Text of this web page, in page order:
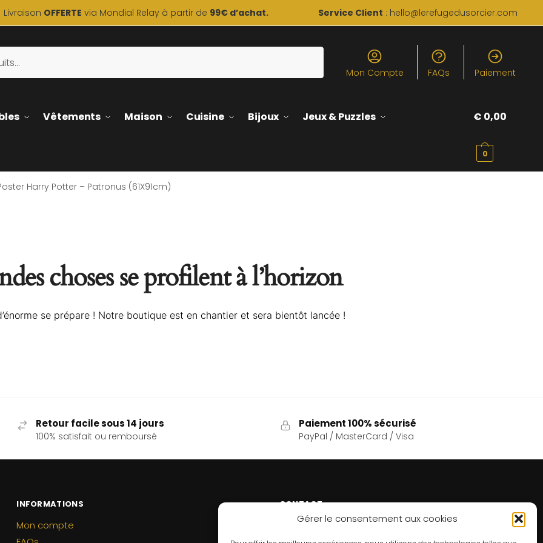
Gérer le consentement aux cookies
Livraison OFFERTE via Mondial Relay à partir de 99€ d’achat. Service Client : hello@lerefugedusorcier.com
Mon Compte FAQs Paiement
Vêtements Maison Cuisine Bijoux Jeux & Puzzles € 0,00
0
Harry Potter – Patronus (61X91cm)
choses se profilent à l’horizon
se prépare ! Notre boutique est en chantier et sera bientôt lancée !
Retour facile sous 14 jours
100% satisfait ou remboursé
Paiement 100% sécurisé
PayPal / MasterCard / Visa
INFORMATIONS
Mon compte
CONTACT
Un problème ? Une question ? Le Refuge du Sorcier™
est à votre disposition 7j/7 et 24h/24.